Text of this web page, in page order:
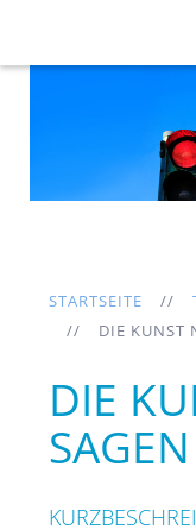
STARTSEITE
DIE KUNST
DIE
SAGEN